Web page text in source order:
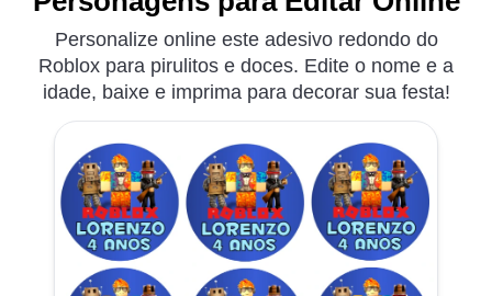
Personalize online este adesivo redondo do
Roblox para pirulitos e doces. Edite o nome e a
idade, baixe e imprima para decorar sua festa!